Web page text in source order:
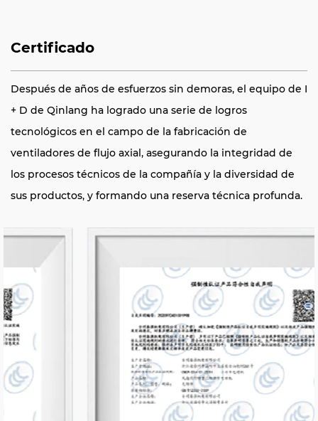
Certificado
Después de años de esfuerzos sin demoras, el equipo de I
+ D de Qinlang ha logrado una serie de logros
tecnológicos en el campo de la fabricación de
ventiladores de flujo axial, asegurando la integridad de
los procesos técnicos de la compañía y la diversidad de
sus productos, y formando una reserva técnica profunda.